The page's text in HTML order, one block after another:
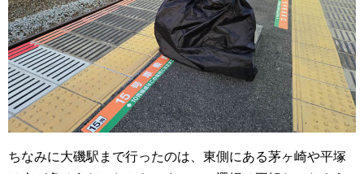
ちなみに大磯駅まで行ったのは、東側にある茅ヶ崎や平塚